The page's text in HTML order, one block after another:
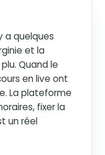
a quelques
et la
Quand le
en live ont
La plateforme
fixer la
un réel